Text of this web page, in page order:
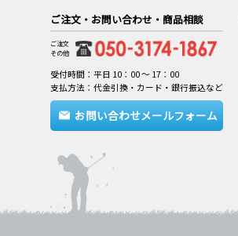
ご注文・お問い合わせ・商品相談
ご注文
その他
受付時間：平日 10：00 ～ 17：00
支払方法：代金引換・カード・銀行振込など
お問い合わせメールフォーム